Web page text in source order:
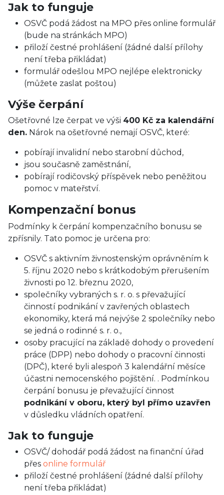
Jak to funguje
OSVČ podá žádost na MPO přes online formulář
(bude na stránkách MPO)
přiloží čestné prohlášení (žádné další přílohy
není třeba přikládat)
formulář odešlou MPO nejlépe elektronicky
(můžete zaslat poštou)
Výše čerpání
Ošetřovné lze čerpat ve výši 400 Kč za kalendářní
den. Nárok na ošetřovné nemají OSVČ, které:
pobírají invalidní nebo starobní důchod,
jsou současně zaměstnání,
pobírají rodičovský příspěvek nebo peněžitou
pomoc v mateřství.
Kompenzační bonus
Podmínky k čerpání kompenzačního bonusu se
zpřísnily. Tato pomoc je určena pro:
OSVČ s aktivním živnostenským oprávněním k
5. říjnu 2020 nebo s krátkodobým přerušením
živnosti po 12. březnu 2020,
společníky vybraných s. r. o. s převažující
činností podnikání v zavřených oblastech
ekonomiky, která má nejvýše 2 společníky nebo
se jedná o rodinné s. r. o.,
osoby pracující na základě dohody o provedení
práce (DPP) nebo dohody o pracovní činnosti
(DPČ), které byli alespoň 3 kalendářní měsíce
účastni nemocenského pojištění. . Podmínkou
čerpání bonusu je převažující činnost
podnikání v oboru, který byl přímo uzavřen
v důsledku vládních opatření.
Jak to funguje
OSVČ/ dohodář podá žádost na finanční úřad
přes online formulář
přiloží čestné prohlášení (žádné další přílohy
není třeba přikládat)